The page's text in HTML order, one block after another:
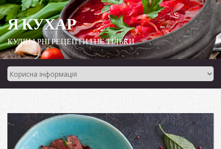
Я КУХАР
КУЛІНАРНІ РЕЦЕПТИ І НЕ ТІЛЬКИ